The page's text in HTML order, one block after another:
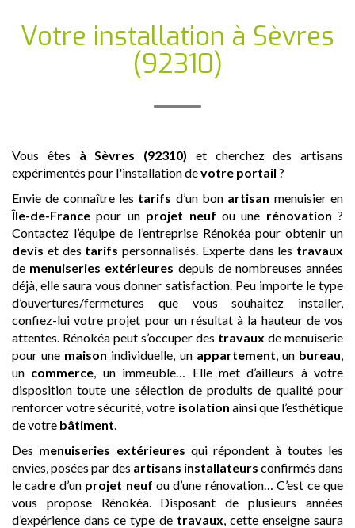
Votre installation à Sèvres
(92310)
Vous êtes à Sèvres (92310) et cherchez des artisans
expérimentés pour l'installation devotre portail ?
Envie de connaître les tarifs d’un bon artisan menuisier en
Île-de-France pour un projet neuf ou une rénovation ?
Contactez l’équipe de l’entreprise Rénokéa pour obtenir un
devis et des tarifs personnalisés. Experte dans les travaux
de menuiseries extérieures depuis de nombreuses années
déjà, elle saura vous donner satisfaction. Peu importe le type
d’ouvertures/fermetures que vous souhaitez installer,
confiez-lui votre projet pour un résultat à la hauteur de vos
attentes. Rénokéa peut s’occuper des travaux de menuiserie
pour une maison individuelle, un appartement , un bureau
un commerce , un immeuble… Elle met d’ailleurs à votre
disposition toute une sélection de produits de qualité pour
renforcer votre sécurité, votre isolation ainsi que l’esthétique
de votre bâtiment
Des menuiseries extérieures qui répondent à toutes les
envies, posées par des artisans installateurs confirmés dans
le cadre d’un projet neuf ou d’une rénovation… C’est ce que
vous propose Rénokéa. Disposant de plusieurs années
d’expérience dans ce type de travaux , cette enseigne saura